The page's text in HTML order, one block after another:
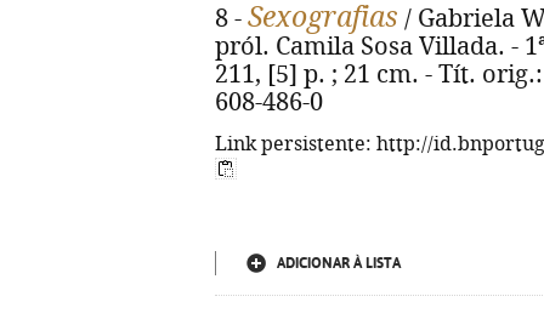
8 - Sexografias / Gabriela
pról. Camila Sosa Villada. -
211, [5] p. ; 21 cm. - Tít.
608-486-0
Link persistente: http://
ADICIONAR À LISTA